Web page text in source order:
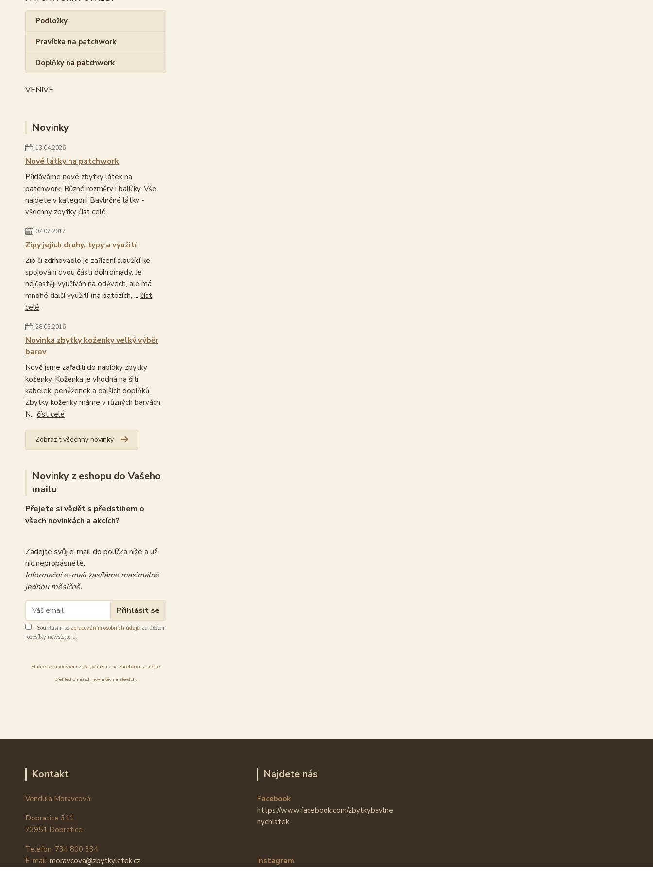
Podložky
Pravítka na patchwork
Doplňky na patchwork
VENIVE
Novinky
13.04.2026
Nové látky na patchwork
Přidáváme nové zbytky látek na
patchwork. Různé rozměry i balíčky. Vše
najdete v kategorii Bavlněné látky -
všechny zbytky číst celé
07.07.2017
Zipy jejich druhy, typy a využití
Zip či zdrhovadlo je zařízení sloužící ke
spojování dvou částí dohromady. Je
nejčastěji využíván na oděvech, ale má
mnohé další využití (na batozích, ... číst
celé
28.05.2016
Novinka zbytky koženky velký výběr
barev
Nově jsme zařadili do nabídky zbytky
koženky. Koženka je vhodná na šití
kabelek, peněženek a dalších doplňků.
Zbytky koženky máme v různých barvách.
N... číst celé
Zobrazit všechny novinky
Novinky z eshopu do Vašeho
mailu
Přejete si vědět s předstihem o
všech novinkách a akcích?
Zadejte svůj e-mail do políčka níže a už
nic nepropásnete.
Informační e-mail zasíláme maximálně
jednou měsíčně.
Přihlásit se
Souhlasím se zpracováním osobních údajů za účelem
rozesílky newsletteru.
Staňte se fanouškem Zbytkylátek.cz na Facebooku a mějte
přehled o našich novinkách a slevách.
Kontakt
Vendula Moravcová
Dobratice 311
73951 Dobratice
Telefon: 734 800 334
E-mail: moravcova@zbytkylatek.cz
Najdete nás
Facebook
https://www.facebook.com/zbytkybavlne
nychlatek
Instagram